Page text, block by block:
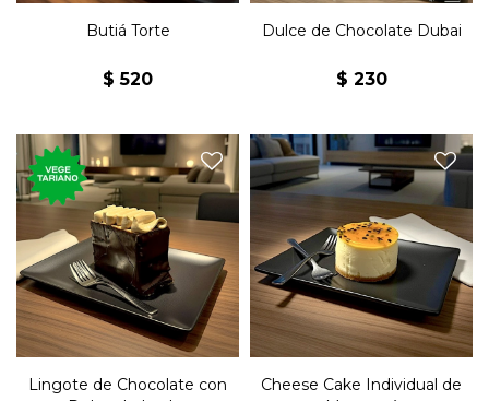
Butiá Torte
$ 520
Dulce de Chocolate Dubai
$ 230
Postre con chocolate, dulce
de leche y crema de
avellanas.
Lingote de Chocolate con
Cheese cake individual de
maracuyá, chantilly y
merengue.
Cheese Cake Individual de